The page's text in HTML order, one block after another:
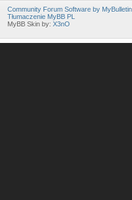
Community Forum Software by
Tłumaczenie MyBB PL
MyBB Skin by:X3nO